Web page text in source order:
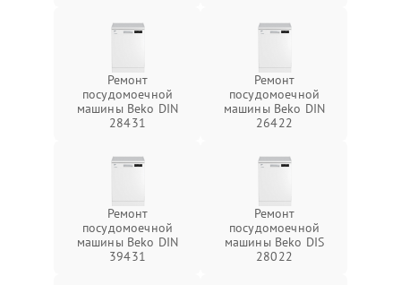
Ремонт
посудомоечной
машины Beko DIN
28431
Ремонт
посудомоечной
машины Beko DIN
26422
Ремонт
посудомоечной
машины Beko DIN
39431
Ремонт
посудомоечной
машины Beko DIS
28022